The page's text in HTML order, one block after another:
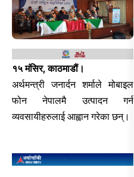
१५ मंसिर, काठमाडौं।
अर्थमन्त्री जनार्दन शर्माले मोबाइल
फोन नेपालमै उत्पादन गर्न
व्यवसायीहरुलाई आह्वान गरेका छन्।